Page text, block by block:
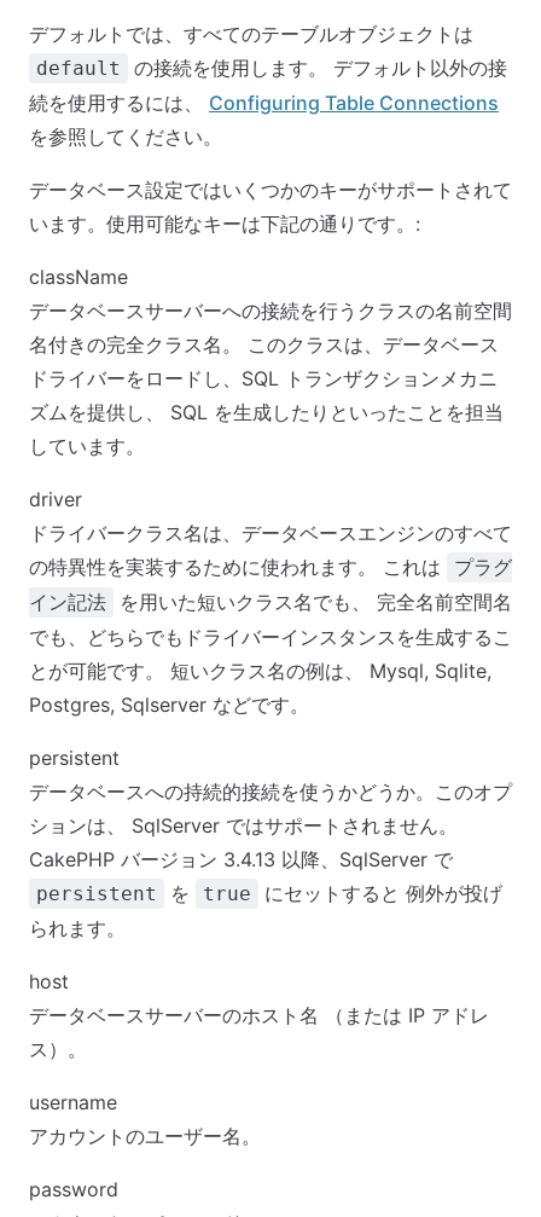
デフォルトでは、すべてのテーブルオブジェクトは
default
の接続を使用します。 デフォルト以外の接
続を使用するには、 Configuring Table Connections
を参照してください。
データベース設定ではいくつかのキーがサポートされて
います。使用可能なキーは下記の通りです。:
className
データベースサーバーへの接続を行うクラスの名前空間
名付きの完全クラス名。 このクラスは、データベース
ドライバーをロードし、SQL トランザクションメカニ
ズムを提供し、 SQL を生成したりといったことを担当
しています。
driver
ドライバークラス名は、データベースエンジンのすべて
の特異性を実装するために使われます。 これは
プラグ
イン記法
を用いた短いクラス名でも、 完全名前空間名
でも、どちらでもドライバーインスタンスを生成するこ
とが可能です。 短いクラス名の例は、 Mysql, Sqlite,
Postgres, Sqlserver などです。
persistent
データベースへの持続的接続を使うかどうか。このオプ
ションは、 SqlServer ではサポートされません。
CakePHP バージョン 3.4.13 以降、SqlServer で
persistent を true
にセットすると 例外が投げ
られます。
host
データベースサーバーのホスト名 （または IP アドレ
ス）。
username
アカウントのユーザー名。
password